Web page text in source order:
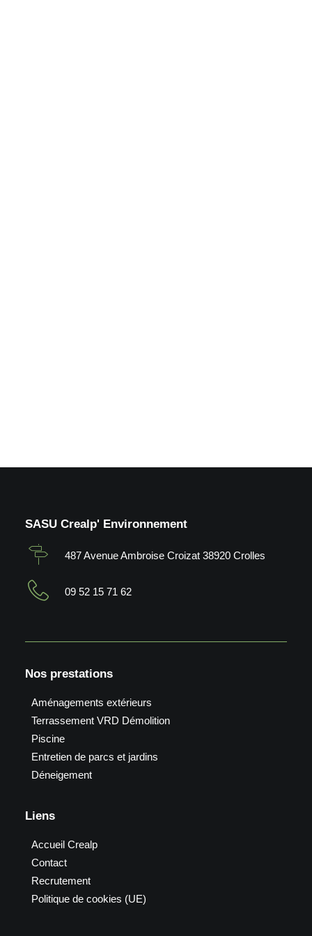
SASU Crealp' Environnement
487 Avenue Ambroise Croizat 38920 Crolles
09 52 15 71 62
Nos prestations
Aménagements extérieurs
Terrassement VRD Démolition
Piscine
Entretien de parcs et jardins
Déneigement
Liens
Accueil Crealp
Contact
Recrutement
Politique de cookies (UE)